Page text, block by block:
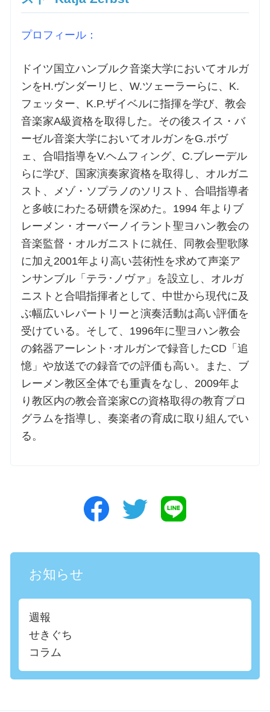
プロフィール：
ドイツ国立ハンブルク音楽大学においてオルガ
ンをH.ヴンダーリヒ、W.ツェーラーらに、K.
フェッター、K.P.ザイベルに指揮を学び、教会
音楽家A級資格を取得した。その後スイス・バ
ーゼル音楽大学においてオルガンをG.ボヴ
ェ、合唱指導をV.ヘムフィング、C.ブレーデル
らに学び、国家演奏家資格を取得し、オルガニ
スト、メゾ・ソプラノのソリスト、合唱指導者
と多岐にわたる研鑽を深めた。1994 年よりブ
レーメン・オーバーノイラント聖ヨハン教会の
音楽監督・オルガニストに就任、同教会聖歌隊
に加え2001年より高い芸術性を求めて声楽ア
ンサンブル「テラ･ノヴァ」を設立し、オルガ
ニストと合唱指揮者として、中世から現代に及
ぶ幅広いレパートリーと演奏活動は高い評価を
受けている。そして、1996年に聖ヨハン教会
の銘器アーレント･オルガンで録音したCD「追
憶」や放送での録音での評価も高い。また、ブ
レーメン教区全体でも重責をなし、2009年よ
り教区内の教会音楽家Cの資格取得の教育プロ
グラムを指導し、奏楽者の育成に取り組んでい
る。
お知らせ
週報
せきぐち
コラム